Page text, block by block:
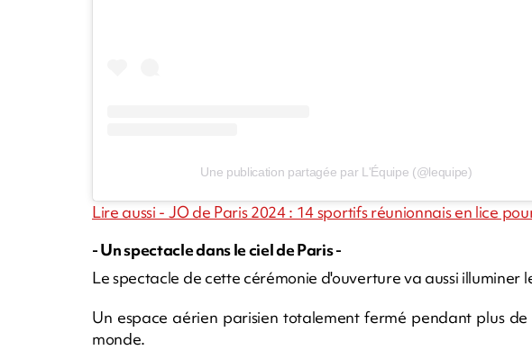
Une publication partagée par L'Équipe (@lequipe)
Lire aussi - JO de Paris 2024 : 14 sportifs réunionnais en lice
- Un spectacle dans le ciel de Paris -
Le spectacle de cette cérémonie d'ouverture va aussi illuminer
Un espace aérien parisien totalement fermé pendant plus
monde.